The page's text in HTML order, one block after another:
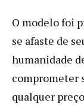
O modelo foi
se afaste de
humanidade
comprometer
qualquer